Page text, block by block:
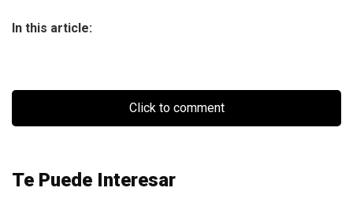
In this article:
Click to comment
Te Puede Interesar